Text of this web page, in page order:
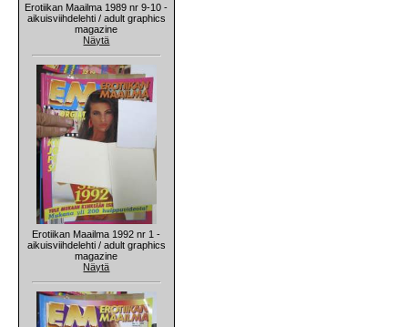
Erotiikan Maailma 1989 nr 9-10 -
aikuisviihdelehti / adult graphics
magazine
Näytä
Erotiikan Maailma 1992 nr 1 -
aikuisviihdelehti / adult graphics
magazine
Näytä